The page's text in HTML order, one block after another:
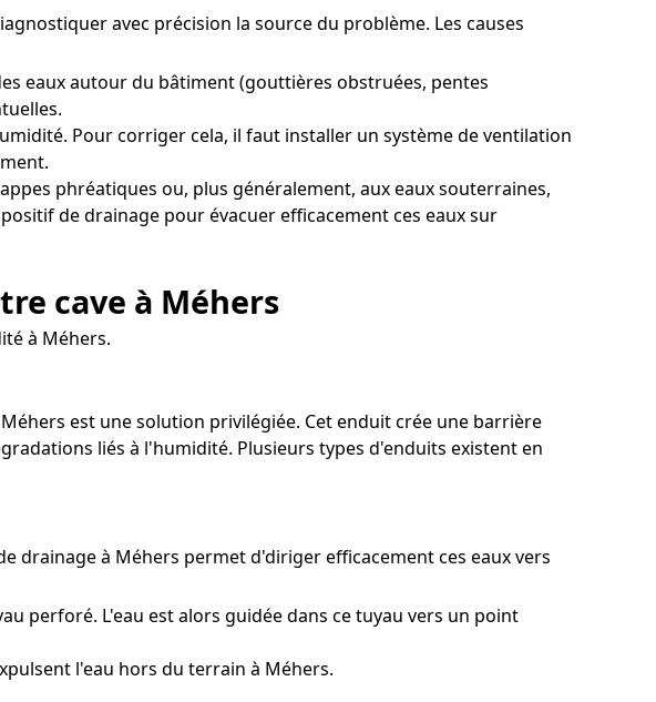
avec précision la source du problème. Les causes
eaux autour du bâtiment (gouttières obstruées, pentes
Pour corriger cela, il faut installer un système de ventilation
phréatiques ou, plus généralement, aux eaux souterraines,
de drainage pour évacuer efficacement ces eaux sur
cave à Méhers
à Méhers.
est une solution privilégiée. Cet enduit crée une barrière
liés à l'humidité. Plusieurs types d'enduits existent en
drainage à Méhers permet d'diriger efficacement ces eaux vers
perforé. L'eau est alors guidée dans ce tuyau vers un point
l'eau hors du terrain à Méhers.